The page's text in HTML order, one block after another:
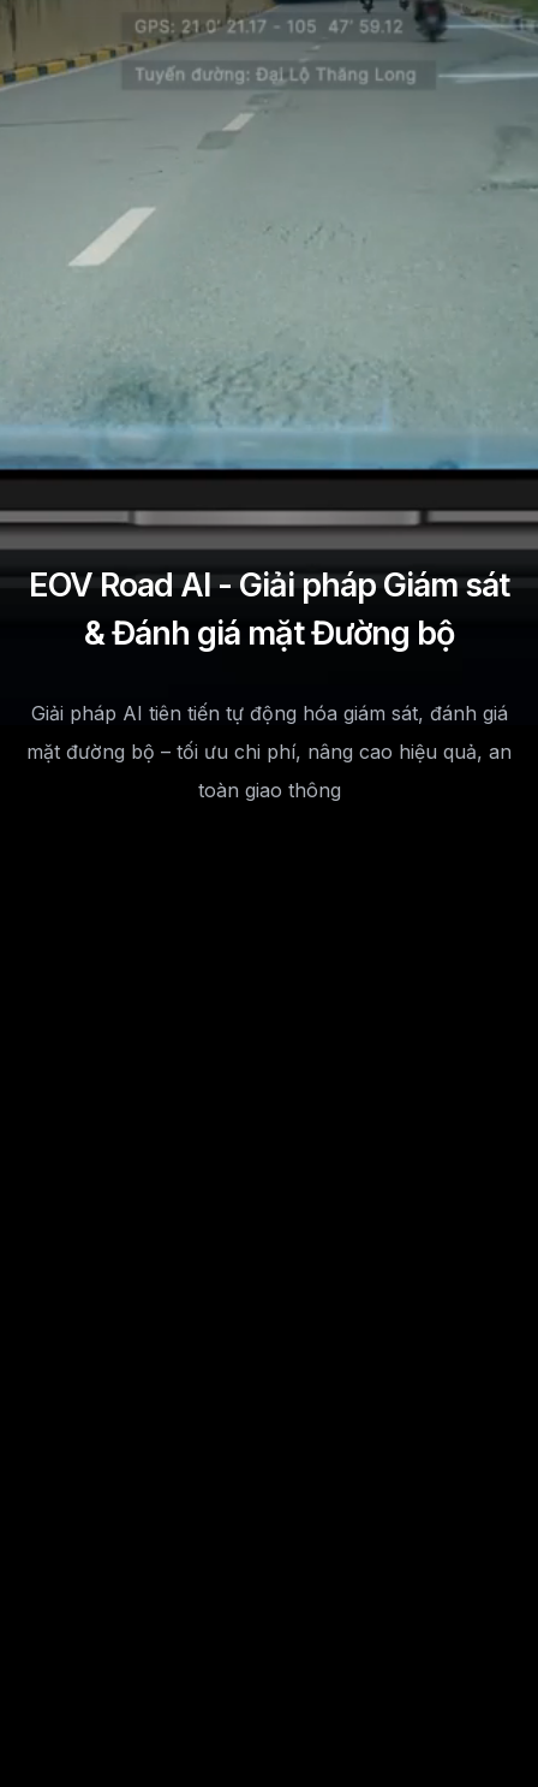
EOV Road AI - Giải pháp Giám sát
& Đánh giá mặt Đường bộ
Giải pháp AI tiên tiến tự động hóa giám sát, đánh giá
mặt đường bộ – tối ưu chi phí, nâng cao hiệu quả, an
toàn giao thông